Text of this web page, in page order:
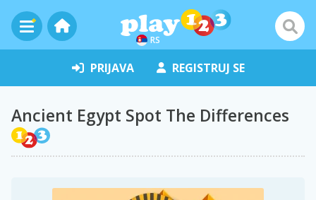
RS
PRIJAVA REGISTRUJ SE
Ancient Egypt Spot The Differences